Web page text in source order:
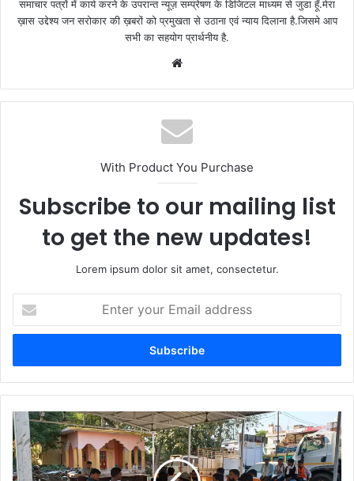
समाचार पत्रों में कार्य करने के उपरान्त न्यूज़ सम्प्रेषण के डिजिटल माध्यम से जुडा हूँ.मेरा
ख़ास उद्देश्य जन सरोकार की ख़बरों को प्रमुखता से उठाना एवं न्याय दिलाना है.जिसमे आप
सभी का सहयोग प्रार्थनीय है.
With Product You Purchase
Subscribe to our mailing list
to get the new updates!
Lorem ipsum dolor sit amet, consectetur.
your
Email